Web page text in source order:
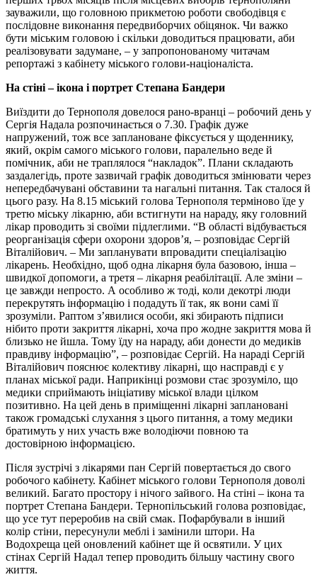
зауважили, що головною прикметою роботи свободівця є
послідовне виконання передвиборчих обіцянок. Чи важко
бути міським головою і скільки доводиться працювати, аби
реалізовувати задумане, – у запропонованому читачам
репортажі з кабінету міського голови-націоналіста.
На стіні – ікона і портрет Степана Бандери
Виїздити до Тернополя довелося рано-вранці – робочий день у
Сергія Надала розпочинається о 7.30. Графік дуже
напружений, тож все заплановане фіксується у щоденнику,
який, окрім самого міського голови, паралельно веде й
помічник, аби не траплялося “накладок”. Плани складають
заздалегідь, проте зазвичай графік доводиться змінювати через
непередбачувані обставини та нагальні питання. Так сталося й
цього разу. На 8.15 міський голова Тернополя терміново їде у
третю міську лікарню, аби встигнути на нараду, яку головний
лікар проводить зі своїми підлеглими. “В області відбувається
реорганізація сфери охорони здоров’я, – розповідає Сергій
Віталійович. – Ми запланувати впровадити спеціалізацію
лікарень. Необхідно, щоб одна лікарня була базовою, інша –
швидкої допомоги, а третя – лікарня реабілітації. Але зміни –
це завжди непросто. А особливо ж тоді, коли декотрі люди
перекрутять інформацію і подадуть її так, як вони самі її
зрозуміли. Раптом з’явилися особи, які збирають підписи
нібито проти закриття лікарні, хоча про жодне закриття мова й
близько не йшла. Тому їду на нараду, аби донести до медиків
правдиву інформацію”, – розповідає Сергій. На нараді Сергій
Віталійович пояснює колективу лікарні, що насправді є у
планах міської ради. Наприкінці розмови стає зрозуміло, що
медики сприймають ініціативу міської влади цілком
позитивно. На цей день в приміщенні лікарні заплановані
також громадські слухання з цього питання, а тому медики
братимуть у них участь вже володіючи повною та
достовірною інформацією.
Після зустрічі з лікарями пан Сергій повертається до свого
робочого кабінету. Кабінет міського голови Тернополя доволі
великий. Багато простору і нічого зайвого. На стіні – ікона та
портрет Степана Бандери. Тернопільський голова розповідає,
що усе тут переробив на свій смак. Пофарбували в інший
колір стіни, пересунули меблі і замінили штори. На
Водохреща цей оновлений кабінет ще й освятили. У цих
стінах Сергій Надал тепер проводить більшу частину свого
життя.